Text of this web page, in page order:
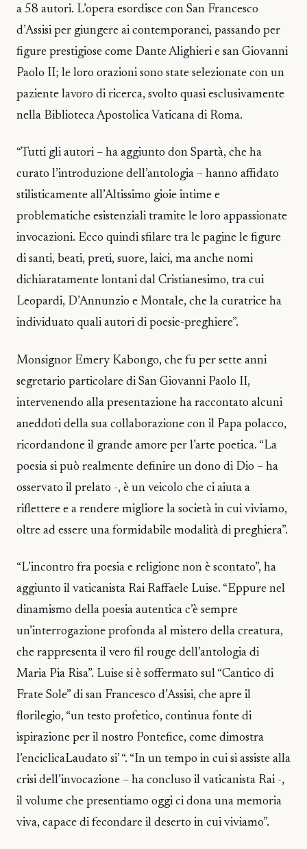
a 58 autori. L’opera esordisce con San Francesco
d’Assisi per giungere ai contemporanei, passando per
figure prestigiose come Dante Alighieri e san Giovanni
Paolo II; le loro orazioni sono state selezionate con un
paziente lavoro di ricerca, svolto quasi esclusivamente
nella Biblioteca Apostolica Vaticana di Roma.
“Tutti gli autori – ha aggiunto don Spartà, che ha
curato l’introduzione dell’antologia – hanno affidato
stilisticamente all’Altissimo gioie intime e
problematiche esistenziali tramite le loro appassionate
invocazioni. Ecco quindi sfilare tra le pagine le figure
di santi, beati, preti, suore, laici, ma anche nomi
dichiaratamente lontani dal Cristianesimo, tra cui
Leopardi, D’Annunzio e Montale, che la curatrice ha
individuato quali autori di poesie-preghiere”.
Monsignor Emery Kabongo, che fu per sette anni
segretario particolare di San Giovanni Paolo II,
intervenendo alla presentazione ha raccontato alcuni
aneddoti della sua collaborazione con il Papa polacco,
ricordandone il grande amore per l’arte poetica. “La
poesia si può realmente definire un dono di Dio – ha
osservato il prelato -, è un veicolo che ci aiuta a
riflettere e a rendere migliore la società in cui viviamo,
oltre ad essere una formidabile modalità di preghiera”.
“L’incontro fra poesia e religione non è scontato”, ha
aggiunto il vaticanista Rai Raffaele Luise. “Eppure nel
dinamismo della poesia autentica c’è sempre
un’interrogazione profonda al mistero della creatura,
che rappresenta il vero fil rouge dell’antologia di
Maria Pia Risa”. Luise si è soffermato sul “Cantico di
Frate Sole” di san Francesco d’Assisi, che apre il
florilegio, “un testo profetico, continua fonte di
ispirazione per il nostro Pontefice, come dimostra
l’enciclicaLaudato si’ “. “In un tempo in cui si assiste alla
crisi dell’invocazione – ha concluso il vaticanista Rai -,
il volume che presentiamo oggi ci dona una memoria
viva, capace di fecondare il deserto in cui viviamo”.